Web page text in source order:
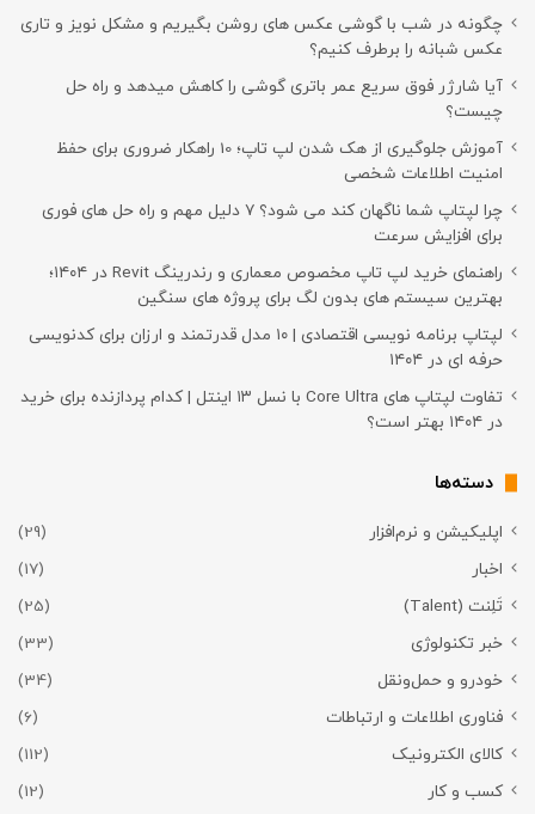
چگونه در شب با گوشی عکس های روشن بگیریم و مشکل نویز و تاری
عکس شبانه را برطرف کنیم؟
آیا شارژر فوق سریع عمر باتری گوشی را کاهش میدهد و راه حل
چیست؟
آموزش جلوگیری از هک شدن لپ تاپ؛ 10 راهکار ضروری برای حفظ
امنیت اطلاعات شخصی
چرا لپتاپ شما ناگهان کند می شود؟ ۷ دلیل مهم و راه حل های فوری
برای افزایش سرعت
راهنمای خرید لپ تاپ مخصوص معماری و رندرینگ Revit در ۱۴۰۴؛
بهترین سیستم های بدون لگ برای پروژه های سنگین
لپتاپ برنامه نویسی اقتصادی | ۱۰ مدل قدرتمند و ارزان برای کدنویسی
حرفه ای در ۱۴۰۴
تفاوت لپتاپ های Core Ultra با نسل ۱۳ اینتل | کدام پردازنده برای خرید
در ۱۴۰۴ بهتر است؟
دسته‌ها
اپلیکیشن و نرم‌افزار
(29)
اخبار
(17)
تَلِنت (Talent)
(25)
خبر تکنولوژی
(33)
خودرو و حمل‌و‌نقل
(34)
فناوری اطلاعات و ارتباطات
(6)
کالای الکترونیک
(112)
کسب و کار
(12)